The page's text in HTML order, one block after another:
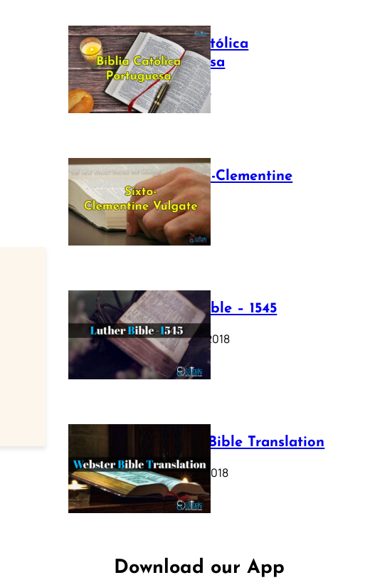
Bíblia Católica
Portuguesa
July 16, 2025
The Sixto-Clementine
Vulgate
July 12, 2025
Luther Bible – 1545
October 17, 2018
Webster Bible Translation
October 11, 2018
Download our App